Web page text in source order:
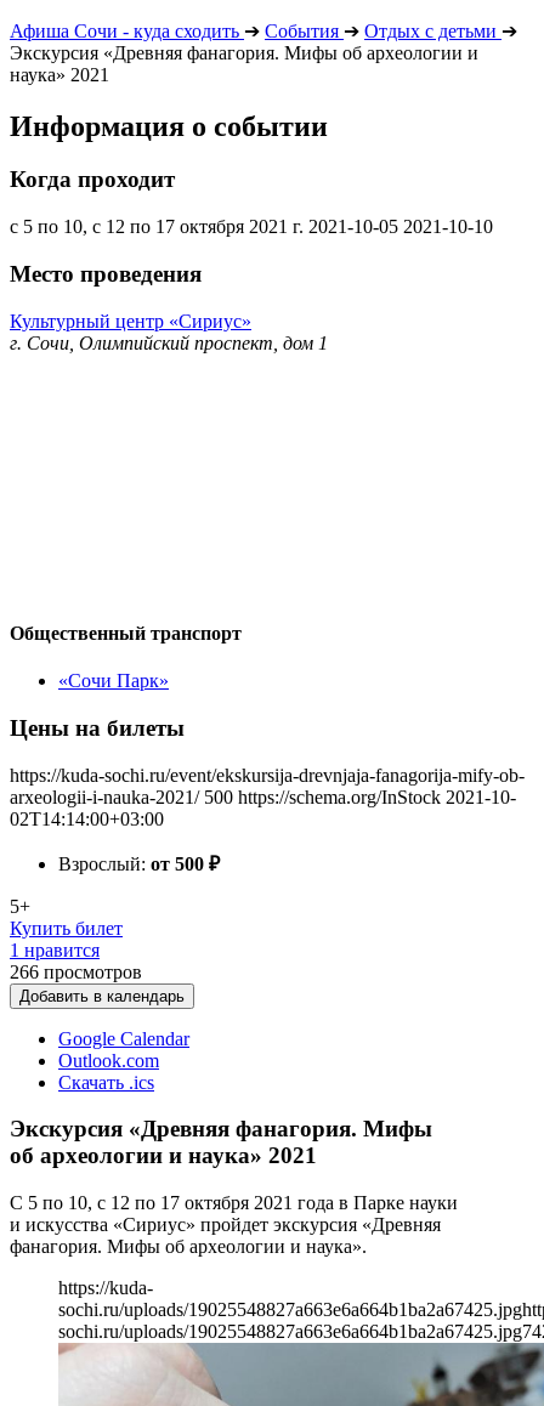
Афиша Сочи - куда сходить ➔ События ➔ Отдых с детьми ➔
Экскурсия «Древняя фанагория. Мифы об археологии и
наука» 2021
Информация о событии
Когда проходит
с 5 по 10, с 12 по 17 октября 2021 г. 2021-10-05 2021-10-10
Место проведения
Культурный центр «Сириус»
г. Сочи, Олимпийский проспект, дом 1
Общественный транспорт
«Сочи Парк»
Цены на билеты
https://kuda-sochi.ru/event/ekskursija-drevnjaja-fanagorija-mify-ob-
arxeologii-i-nauka-2021/ 500 https://schema.org/InStock 2021-10-
02T14:14:00+03:00
Взрослый: от 500 ₽
5+
Купить билет
1 нравится
266 просмотров
Добавить в календарь
Google Calendar
Outlook.com
Скачать .ics
Экскурсия «Древняя фанагория. Мифы
об археологии и наука» 2021
С 5 по 10, с 12 по 17 октября 2021 года в Парке науки
и искусства «Сириус» пройдет экскурсия «Древняя
фанагория. Мифы об археологии и наука».
https://kuda-
sochi.ru/uploads/19025548827a663e6a664b1ba2a67425.jpg
sochi.ru/uploads/19025548827a663e6a664b1ba2a67425.jpg